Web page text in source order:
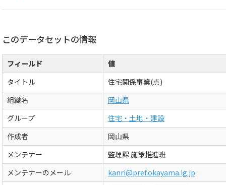
このデータセットの情報
フィールド
値
タイトル
住宅関係事業(点)
組織名
岡山県
グループ
住宅・土地・建設
作成者
岡山県
メンテナー
監理課 施策推進班
メンテナーのメール
kanri@pref.okayama.lg.jp